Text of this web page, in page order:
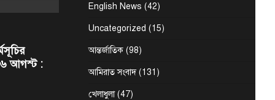
আগস্ট :
English News (42)
Uncategorized (15)
আন্তর্জাতিক (98)
আমিরাত সংবাদ(131)
খেলাধুলা(47)